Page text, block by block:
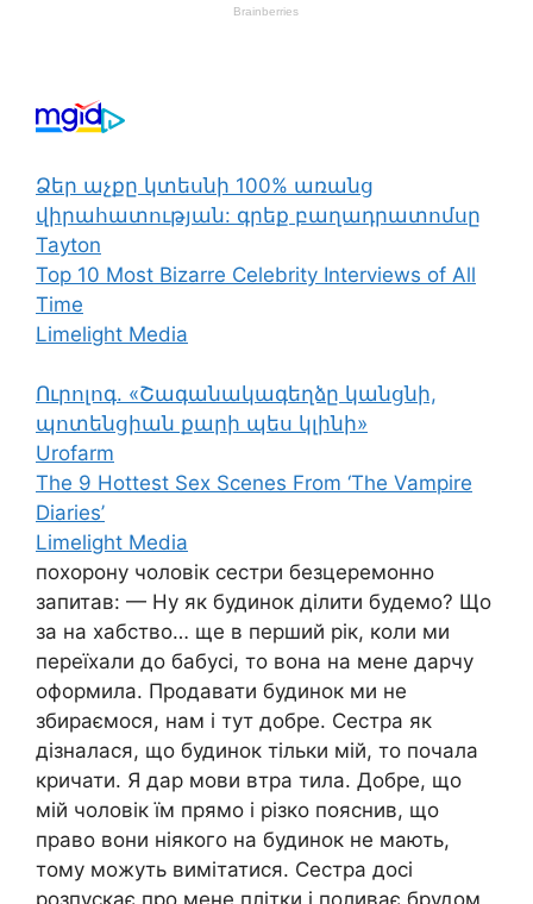
Ձեր աչքը կտեսնի 100% առանց
վիրահատության: գրեք բաղադրատոմսը
Tayton
Top 10 Most Bizarre Celebrity Interviews of All
Time
Limelight Media
Ուրոլոգ. «Շագանակագեղձը կանցնի,
պոտենցիան քարի պես կլինի»
Urofarm
The 9 Hottest Sex Scenes From ‘The Vampire
Diaries’
Limelight Media
похорону чоловік сестри безцеремонно
запитав: — Ну як будинок ділити будемо? Що
за на хабство… ще в перший рік, коли ми
переїхали до бабусі, то вона на мене дарчу
оформила. Продавати будинок ми не
збираємося, нам і тут добре. Сестра як
дізналася, що будинок тільки мій, то почала
кричати. Я дар мови втра тила. Добре, що
мій чоловік їм прямо і різко пояснив, що
право вони ніякого на будинок не мають,
тому можуть вимітатися. Сестра досі